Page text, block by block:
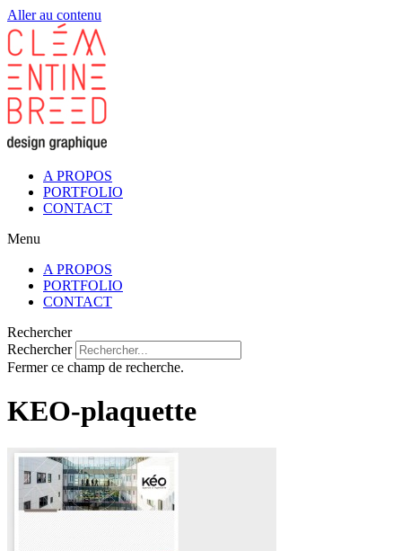
Aller au contenu
A PROPOS
PORTFOLIO
CONTACT
Menu
A PROPOS
PORTFOLIO
CONTACT
Rechercher
Rechercher
Fermer ce champ de recherche.
KEO-plaquette